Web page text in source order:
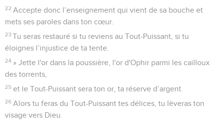
22 Accepte donc l’enseignement qui vient de sa bouche et
mets ses paroles dans ton cœur.
23 Tu seras restauré si tu reviens au Tout-Puissant, si tu
éloignes l’injustice de ta tente.
24 » Jette l'or dans la poussière, l'or d'Ophir parmi les cailloux
des torrents,
25 et le Tout-Puissant sera ton or, ta réserve d’argent.
26 Alors tu feras du Tout-Puissant tes délices, tu lèveras ton
visage vers Dieu.